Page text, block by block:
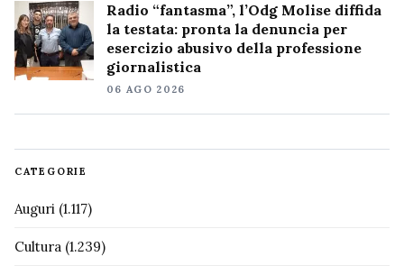
Radio “fantasma”, l’Odg Molise diffida
la testata: pronta la denuncia per
esercizio abusivo della professione
giornalistica
06 AGO 2026
CATEGORIE
Auguri (1.117)
Cultura (1.239)